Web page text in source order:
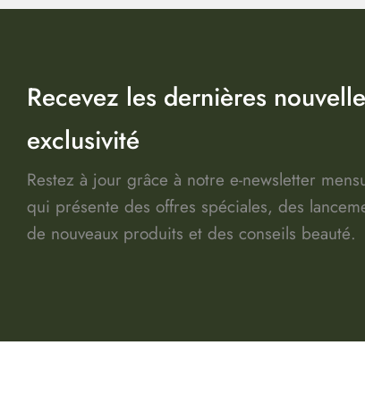
Recevez les dernières
exclusivité
Restez à jour grâce à notre e-newsletter
qui présente des offres spéciales, des
de nouveaux produits et des conseils beauté.